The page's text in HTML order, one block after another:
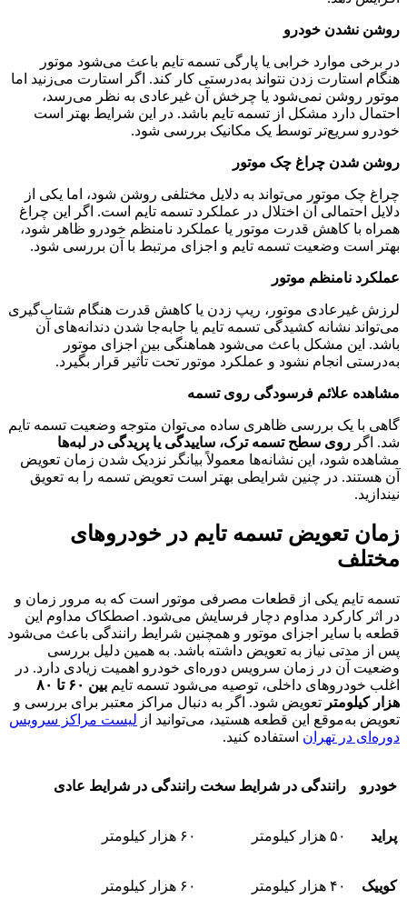
روشن نشدن خودرو
در برخی موارد خرابی یا پارگی تسمه تایم باعث می‌شود موتور
هنگام استارت زدن نتواند به‌درستی کار کند. اگر استارت می‌زنید اما
موتور روشن نمی‌شود یا چرخش آن غیرعادی به نظر می‌رسد،
احتمال دارد مشکل از تسمه تایم باشد. در این شرایط بهتر است
خودرو سریع‌تر توسط یک مکانیک بررسی شود.
روشن شدن چراغ چک موتور
چراغ چک موتور می‌تواند به دلایل مختلفی روشن شود، اما یکی از
دلایل احتمالی آن اختلال در عملکرد تسمه تایم است. اگر این چراغ
همراه با کاهش قدرت موتور یا عملکرد نامنظم خودرو ظاهر شود،
بهتر است وضعیت تسمه تایم و اجزای مرتبط با آن بررسی شود.
عملکرد نامنظم موتور
لرزش غیرعادی موتور، ریپ زدن یا کاهش قدرت هنگام شتاب‌گیری
می‌تواند نشانه کشیدگی تسمه تایم یا جابه‌جا شدن دندانه‌های آن
باشد. این مشکل باعث می‌شود هماهنگی بین اجزای موتور
به‌درستی انجام نشود و عملکرد موتور تحت تأثیر قرار بگیرد.
مشاهده علائم فرسودگی روی تسمه
گاهی با یک بررسی ظاهری ساده می‌توان متوجه وضعیت تسمه تایم
شد. اگر روی سطح تسمه ترک، ساییدگی یا پریدگی در لبه‌ها
مشاهده شود، این نشانه‌ها معمولاً بیانگر نزدیک شدن زمان تعویض
آن هستند. در چنین شرایطی بهتر است تعویض تسمه را به تعویق
نیندازید.
زمان تعویض تسمه تایم در خودروهای
مختلف
تسمه تایم یکی از قطعات مصرفی موتور است که به مرور زمان و
در اثر کارکرد مداوم دچار فرسایش می‌شود. اصطکاک مداوم این
قطعه با سایر اجزای موتور و همچنین شرایط رانندگی باعث می‌شود
پس از مدتی نیاز به تعویض داشته باشد. به همین دلیل بررسی
وضعیت آن در زمان سرویس دوره‌ای خودرو اهمیت زیادی دارد. در
اغلب خودروهای داخلی، توصیه می‌شود تسمه تایم
بین ۶۰ تا ۸۰
هزار کیلومتر تعویض شود. اگر به دنبال مراکز معتبر برای بررسی و
تعویض به‌موقع این قطعه هستید، می‌توانید از لیست مراکز سرویس
دوره‌ای در تهران استفاده کنید.
خودرو رانندگی در شرایط سخت رانندگی در شرایط عادی
پراید ۵۰ هزار کیلومتر ۶۰ هزار کیلومتر
کوییک ۴۰ هزار کیلومتر ۶۰ هزار کیلومتر